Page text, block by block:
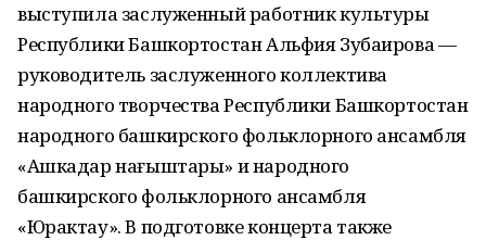
выступила заслуженный работник культуры
Республики Башкортостан Альфия Зубаирова —
руководитель заслуженного коллектива
народного творчества Республики Башкортостан
народного башкирского фольклорного ансамбля
«Ашкадар нағыштары» и народного
башкирского фольклорного ансамбля
«Юрактау». В подготовке концерта также